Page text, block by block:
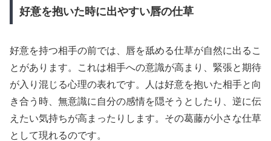
好意を抱いた時に出やすい唇の仕草
好意を持つ相手の前では、唇を舐める仕草が自然に出るこ
とがあります。これは相手への意識が高まり、緊張と期待
が入り混じる心理の表れです。人は好意を抱いた相手と向
き合う時、無意識に自分の感情を隠そうとしたり、逆に伝
えたい気持ちが高まったりします。その葛藤が小さな仕草
として現れるのです。